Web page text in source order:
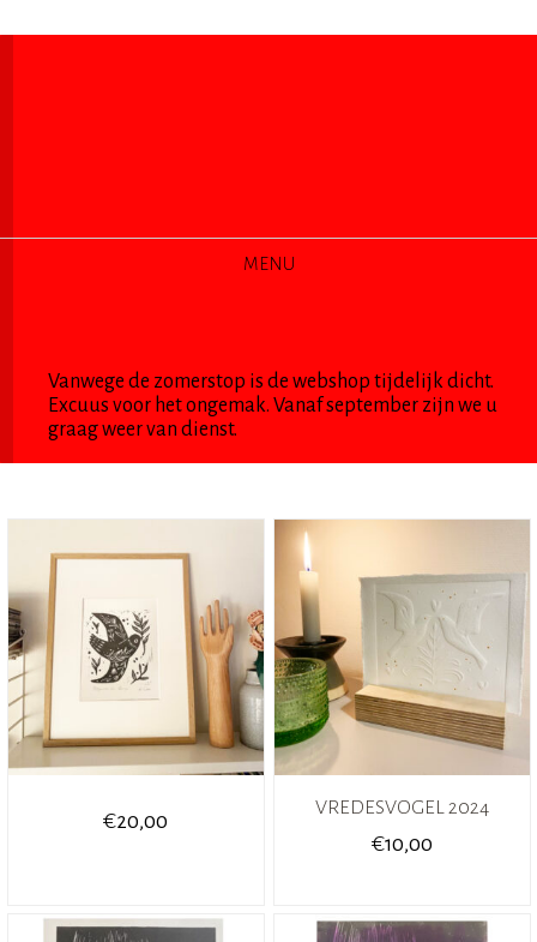
MENU
Vanwege de zomerstop is de webshop tijdelijk dicht.
Excuus voor het ongemak. Vanaf september zijn we u
graag weer van dienst.
€20,00
VREDESVOGEL 2024
€10,00